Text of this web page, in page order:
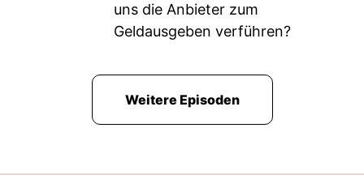
uns die Anbieter zum
Geldausgeben verführen?
Weitere Episoden